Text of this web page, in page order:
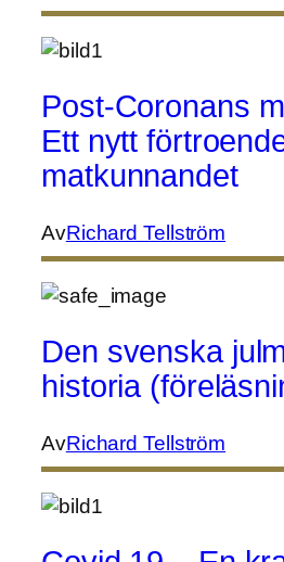
Post-Coronans
Ett nytt
matkunnandet
AvRichard Tellström
Den svenska
historia
AvRichard Tellström